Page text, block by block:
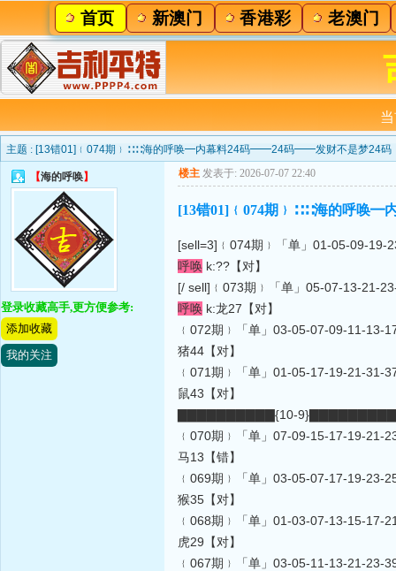
首页 新澳门 香港彩 老澳门
主题 : [13错01]﹛074期﹜∷∷海的呼唤━内幕料24码━━24码━━发财不是梦24码
【海的呼唤】
登录收藏高手,更方便参考:
添加收藏
我的关注
楼主 发表于: 2026-07-07 22:40
[13错01]﹛074期﹜∷∷海的呼唤
[sell=3]﹛074期﹜「单」01-05-09-
呼唤 k:??【对】
[/ sell]﹛073期﹜「单」05-07-13-21-
呼唤 k:龙27【对】
﹛072期﹜「单」03-05-07-09-11-13-
猪44【对】
﹛071期﹜「单」01-05-17-19-21-31-
鼠43【对】
▇▇▇▇▇▇▇▇▇▇{10-
﹛070期﹜「单」07-09-15-17-19-21-
马13【错】
﹛069期﹜「单」03-05-07-17-19-23-
猴35【对】
﹛068期﹜「单」01-03-07-13-15-17-
虎29【对】
﹛067期﹜「单」03-05-11-13-21-23-